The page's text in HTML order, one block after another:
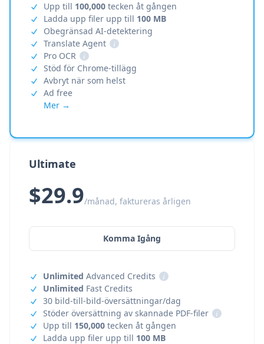
Upp till 100,000 tecken åt gången
Ladda upp filer upp till 100 MB
Obegränsad AI-detektering
Translate Agent
i
Pro OCR
i
Stöd för Chrome-tillägg
Avbryt när som helst
Ad free
Mer →
Ultimate
$29.9/månad, faktureras årligen
Komma Igång
Unlimited Advanced Credits
i
Unlimited Fast Credits
30 bild-till-bild-översättningar/dag
Stöder översättning av skannade PDF-filer
i
Upp till 150,000 tecken åt gången
Ladda upp filer upp till 100 MB